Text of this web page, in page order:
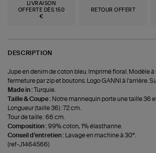
LIVRAISON
OFFERTE DÈS 150
€
RETOUR OFFERT
DESCRIPTION
Jupe en denim de coton bleu. Imprimé floral. Modèle à
fermeture par zip et boutons. Logo GANNI à l'arrière.
Made in :Turquie.
Taille & Coupe : Notre mannequin porte une taille 36
Longueur (taille 36) : 72 cm.
Tour de taille : 66 cm.
Composition : 99% coton, 1% élasthanne.
Conseil d'entretien :
Lavage en machine à 30°.
(ref-J1464566)